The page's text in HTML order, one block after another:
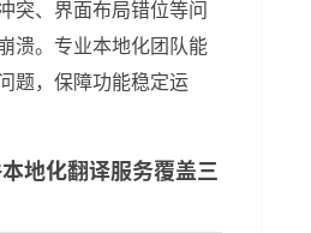
突、界面布局错位等问
溃。专业本地化团队能
题，保障功能稳定运
地化翻译服务覆盖三